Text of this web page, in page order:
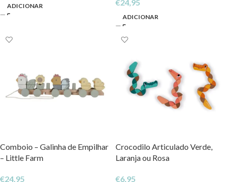
ADICIONAR €24,95
ADICIONAR
Comboio – Galinha de Empilhar
– Little Farm
€24,95
Crocodilo Articulado Verde,
Laranja ou Rosa
€6,95